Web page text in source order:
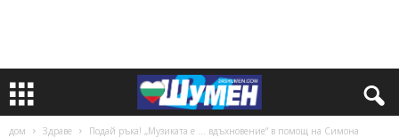
дом Здраве Подай ръка! „Музиката е … вдъхновение“ в помощ на Симона